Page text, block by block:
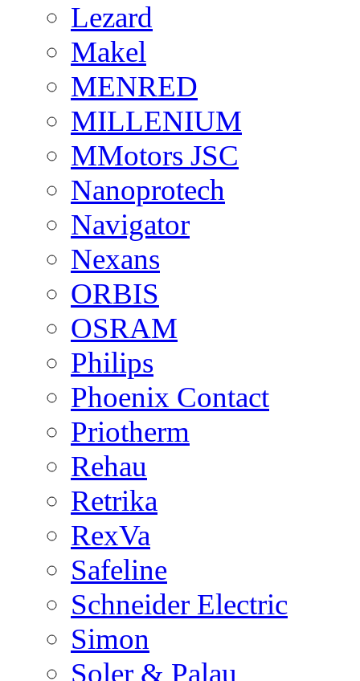
Lezard
Makel
MENRED
MILLENIUM
MMotors JSC
Nanoprotech
Navigator
Nexans
ORBIS
OSRAM
Philips
Phoenix Contact
Priotherm
Rehau
Retrika
RexVa
Safeline
Schneider Electric
Simon
Soler & Palau